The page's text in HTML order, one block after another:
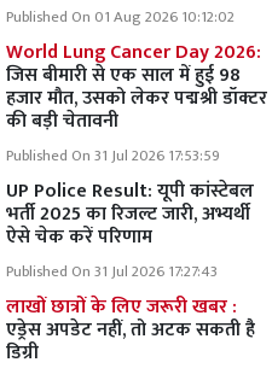
Published On 01 Aug 2026 10:12:02
World Lung Cancer Day 2026:
जिस बीमारी से एक साल में हुई 98
हजार मौत, उसको लेकर पद्मश्री डॉक्टर
की बड़ी चेतावनी
Published On 31 Jul 2026 17:53:59
UP Police Result: यूपी कांस्टेबल
भर्ती 2025 का रिजल्ट जारी, अभ्यर्थी
ऐसे चेक करें परिणाम
Published On 31 Jul 2026 17:27:43
लाखों छात्रों के लिए जरूरी खबर :
एड्रेस अपडेट नहीं, तो अटक सकती है
डिग्री